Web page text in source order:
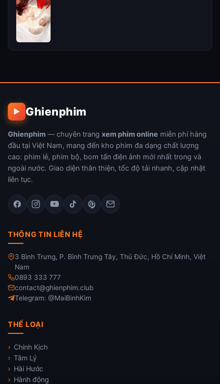
▶ Ghienphim
Ghienphim — chuyên trang xem phim online miễn phí hàng
đầu tại Việt Nam, mang đến kho phim đa dạng chất lượng
cao: phim lẻ, phim bộ, bom tấn điện ảnh mới nhất trong và
ngoài nước. Giao diện thân thiện, tốc độ tải nhanh, cập nhật
liên tục.
THÔNG TIN LIÊN HỆ
3 Bình Trưng, P. Bình Trưng Tây, Thủ Đức, Hồ Chí Minh, Việt
Nam
0893 333 777
contact@ghienphim.club
Telegram: @MaiBinhKim
THỂ LOẠI
Chính Kịch
Tâm Lý
Hài Hước
Hành động